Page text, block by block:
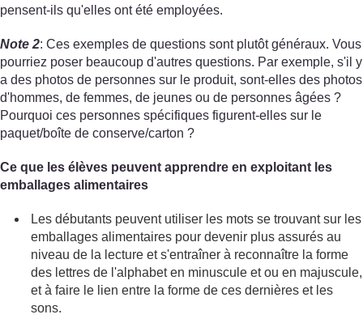
pensent-ils qu'elles ont été employées.
Note 2: Ces exemples de questions sont plutôt généraux. Vous
pourriez poser beaucoup d'autres questions. Par exemple, s'il y
a des photos de personnes sur le produit, sont-elles des photos
d'hommes, de femmes, de jeunes ou de personnes âgées ?
Pourquoi ces personnes spécifiques figurent-elles sur le
paquet/boîte de conserve/carton ?
Ce que les élèves peuvent apprendre en exploitant les
emballages alimentaires
Les débutants peuvent utiliser les mots se trouvant sur les
emballages alimentaires pour devenir plus assurés au
niveau de la lecture et s'entraîner à reconnaître la forme
des lettres de l'alphabet en minuscule et ou en majuscule,
et à faire le lien entre la forme de ces dernières et les
sons.